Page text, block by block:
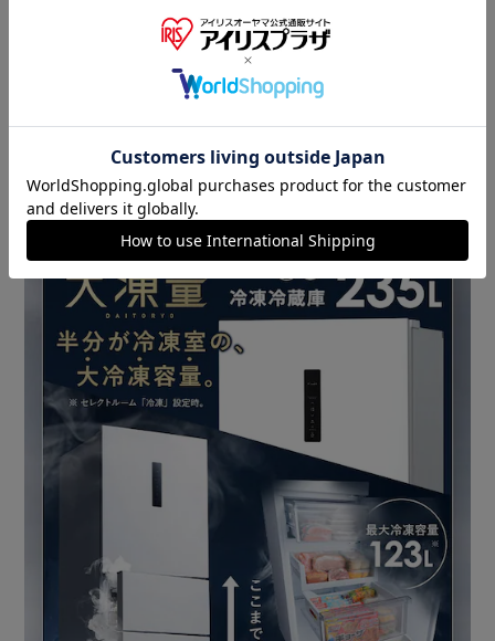
食材の量や庫内温度に合わせて最適に設定できます。
［急冷モード搭載 冷蔵室／冷凍室］
鮮度を保ち、素早く冷却。
食材の細胞が破壊されにくいため、素材の味や作りたての味
［最高水準の冷凍機能 フォースター］
冷凍室の性能はＪＩＳ規格（日本産業規格）で規定されてい
ます。
なかでも最も優れた性能を表すのがフォースターです。